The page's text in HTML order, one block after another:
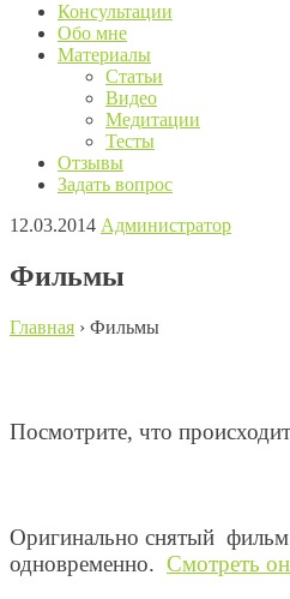
Консультации
Обо мне
Материалы
Статьи
Видео
Медитации
Тесты
Отзывы
Задать вопрос
12.03.2014 Администратор
Фильмы
Главная › Фильмы
Посмотрите, что
Оригинально снятый фильм
одновременно. Смотреть